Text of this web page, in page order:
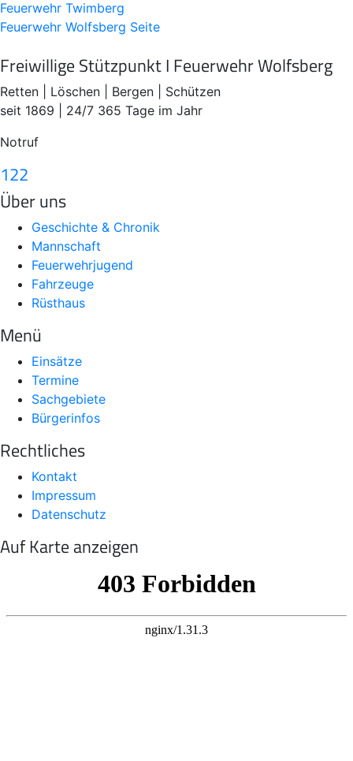
Feuerwehr Twimberg
Feuerwehr Wolfsberg Seite
Freiwillige Stützpunkt I Feuerwehr Wolfsberg
Retten | Löschen | Bergen | Schützen
seit 1869 | 24/7 365 Tage im Jahr
Notruf
122
Über uns
Geschichte & Chronik
Mannschaft
Feuerwehrjugend
Fahrzeuge
Rüsthaus
Menü
Einsätze
Termine
Sachgebiete
Bürgerinfos
Rechtliches
Kontakt
Impressum
Datenschutz
Auf Karte anzeigen